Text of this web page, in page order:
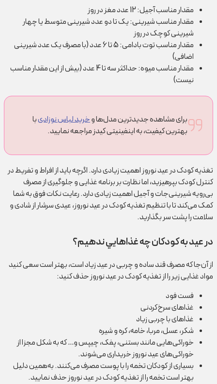
مقدار مناسب آجیل: 12 عدد مغز در روز
مقدار مناسب شیرینی: یک تا دو عدد شیرینی متوسط یا چهار
شیرینی کوچک در روز
مقدار مناسب توت بادامی: 5 تا 6 عدد (با مصرف یک عدد شیرینی
اضافی)
مقدار مناسب میوه: حداکثر سه تا 4 عدد (بیش از این مقدار مناسب
نیست)
برای مشاهده جدیدترین مدل‌ها وخرید لباس نوزادیبا
بهترین کیفیت، به اینفینیتی کیدز مراجعه نمایید.
تغذیه کودک در عید نوروز اهمیت زیادی دارد. اگرچه باید از افراط و تفریط در
کنترل کودک بپرهیزید، اما نظارت بر برنامه غذایی و جلوگیری از مصرف
بی‌رویه شیرینی‌جات و آجیل اهمیت زیادی دارد. رعایت نکات فوق به شما
کمک می‌کند تا با تنظیم تغذیه کودک در عید نوروز، عیدی سرشار از شادی و
سلامت را پشت سر بگذارید.
در عيد به كودكان چه غذاهايي ندهيم؟
از آن‌جا که مصرف قند ساده و چربی در عید زیاد است، بهتر است سعی کنید
مواد غذایی زیر را از تغذیه کودک در عید نوروز حذف کنید:
فست فود
غذاهای سرخ‌کردنی
غذاهای با چربی زیاد
شکر، عسل، مربا، خامه، کره و شیره
خوراکی‌هایی مانند بستنی، پفک، چیپس و… که به شکل مجزا از
خوراکی‌های عید نوروز خریداری می‌شوند.
بسیاری از کودکان تخمه را با پوست مصرف می‌کنند. به‌همین دلیل
بهتر است تخمه را از تغذیه کودک در عید نوروز حذف نمایید.